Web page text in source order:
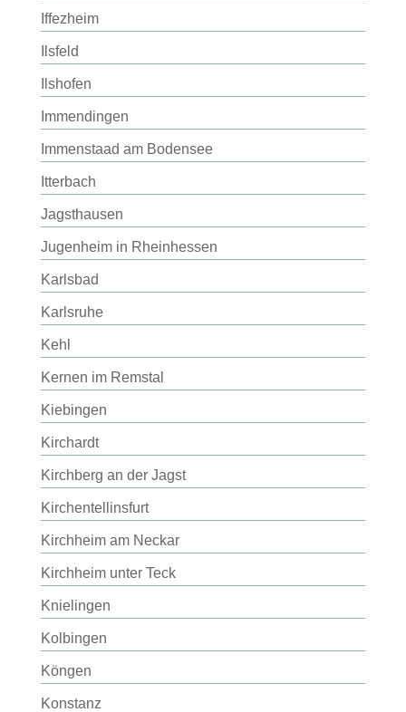
Iffezheim
Ilsfeld
Ilshofen
Immendingen
Immenstaad am Bodensee
Itterbach
Jagsthausen
Jugenheim in Rheinhessen
Karlsbad
Karlsruhe
Kehl
Kernen im Remstal
Kiebingen
Kirchardt
Kirchberg an der Jagst
Kirchentellinsfurt
Kirchheim am Neckar
Kirchheim unter Teck
Knielingen
Kolbingen
Köngen
Konstanz